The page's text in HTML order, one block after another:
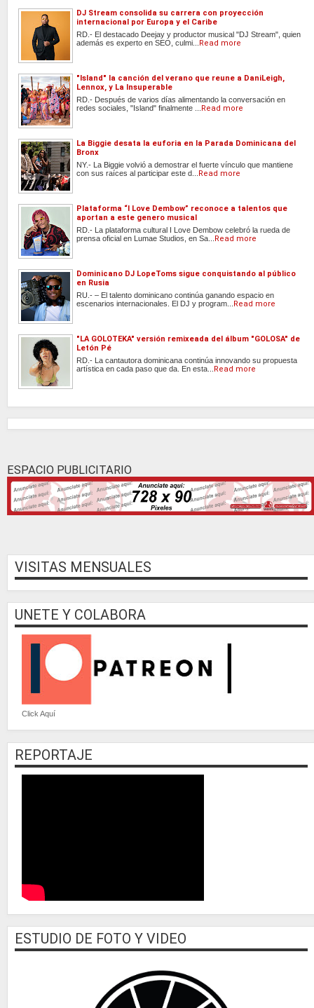
DJ Stream consolida su carrera con proyección
internacional por Europa y el Caribe
RD.- El destacado Deejay y productor musical "DJ Stream", quien
además es experto en SEO, culmi...
Read more
"Island" la canción del verano que reune a DaniLeigh,
Lennox, y La Insuperable
RD.- Después de varios días alimentando la conversación en
redes sociales, "Island" finalmente ...
Read more
La Biggie desata la euforia en la Parada Dominicana del
Bronx
NY.- La Biggie volvió a demostrar el fuerte vínculo que mantiene
con sus raíces al participar este d...
Read more
Plataforma “I Love Dembow” reconoce a talentos que
aportan a este genero musical
RD.- La plataforma cultural I Love Dembow celebró la rueda de
prensa oficial en Lumae Studios, en Sa...
Read more
Dominicano DJ LopeToms sigue conquistando al público
en Rusia
RU.- – El talento dominicano continúa ganando espacio en
escenarios internacionales. El DJ y program...
Read more
"LA GOLOTEKA" versión remixeada del álbum "GOLOSA" de
Letón Pé
RD.- La cantautora dominicana continúa innovando su propuesta
artística en cada paso que da. En esta...
Read more
ESPACIO PUBLICITARIO
VISITAS MENSUALES
UNETE Y COLABORA
Click Aquí
REPORTAJE
ESTUDIO DE FOTO Y VIDEO